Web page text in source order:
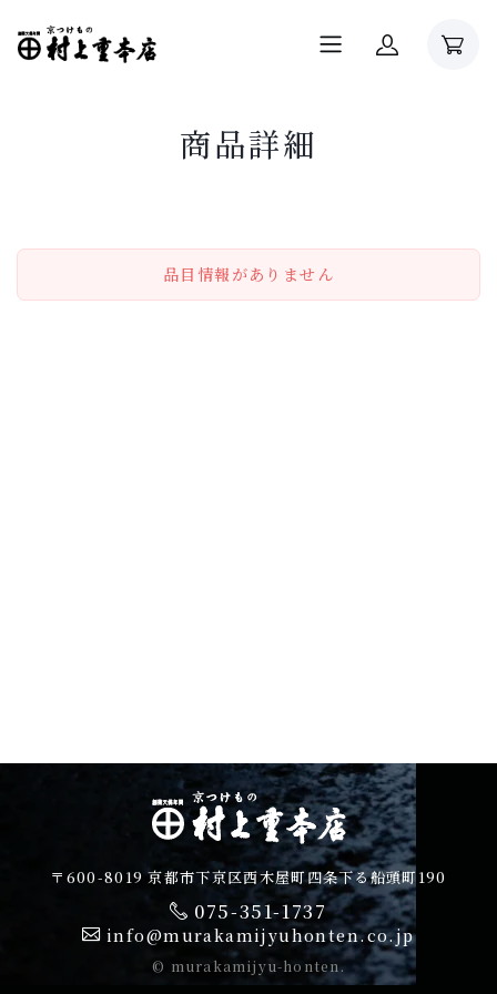
商品詳細
品目情報がありません
〒600-8019 京都市下京区西木屋町四条下る船頭町190
075-351-1737
info@murakamijyuhonten.co.jp
© murakamijyu-honten.